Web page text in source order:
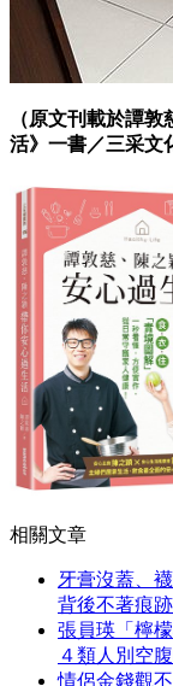
（原文刊載於譚
活》一書／三采文
相關文章
牙膏沒蓋、
背後不著痕
張員瑛「檸
４類人別空
情侶金錢觀